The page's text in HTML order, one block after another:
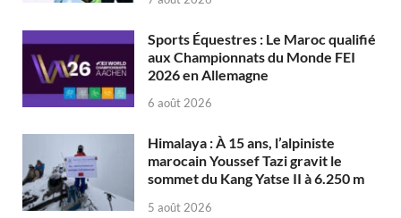
Sports Équestres : Le Maroc qualifié
aux Championnats du Monde FEI
2026 en Allemagne
6 août 2026
Himalaya : À 15 ans, l’alpiniste
marocain Youssef Tazi gravit le
sommet du Kang Yatse II à 6.250 m
5 août 2026